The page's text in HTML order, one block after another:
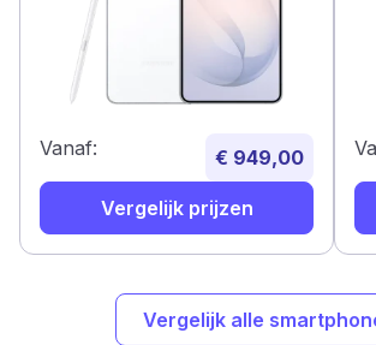
Vanaf: € 949,00
Vergelijk prijzen
Vergelijk alle